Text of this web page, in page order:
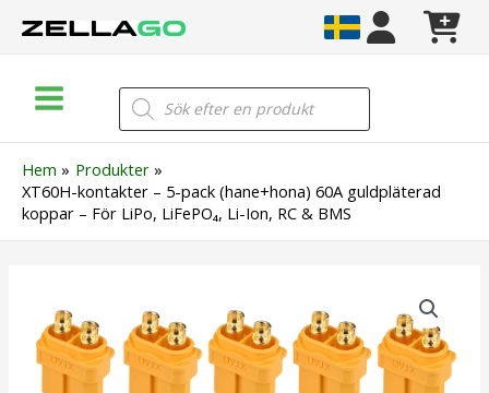
Menu
Products
search
Hem
Produkter
XT60H-kontakter – 5-pack (hane+hona) 60A guldpläterad
koppar – För LiPo, LiFePO₄, Li-Ion, RC & BMS
kontakter
5-